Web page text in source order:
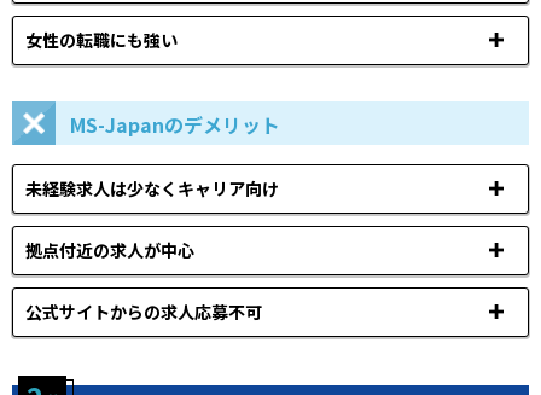
女性の転職にも強い
MS-Japanのデメリット
未経験求人は少なくキャリア向け
拠点付近の求人が中心
公式サイトからの求人応募不可